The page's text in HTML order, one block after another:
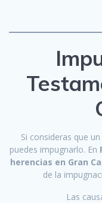
Si consideras que
puedes impugnarlo. En
herencias en Gran
de la
Las